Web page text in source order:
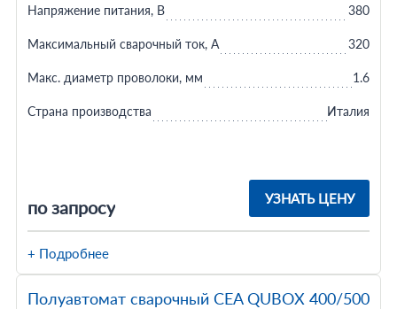
по запросу УЗНАТЬ ЦЕНУ
Напряжение питания, В 380
Максимальный сварочный ток, А 320
Макс. диаметр проволоки, мм 1.6
Страна производства Италия
+ Подробнее
Полуавтомат сварочный CEA QUBOX 400/500